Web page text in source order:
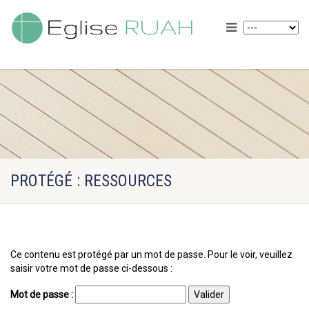
PROTÉGÉ : RESSOURCES
Ce contenu est protégé par un mot de passe. Pour le voir, veuillez
saisir votre mot de passe ci-dessous :
Mot de passe :